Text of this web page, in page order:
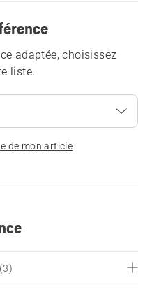
adaptée, choisissez
liste.
de mon article
(3)